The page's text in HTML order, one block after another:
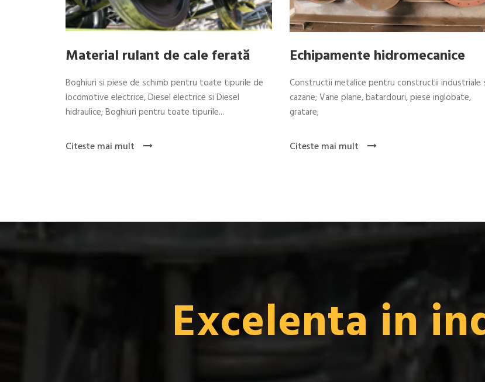
Material rulant de cale ferată
Boghiuri si piese de schimb pentru toate tipurile de
locomotive electrice, Diesel electrice si Diesel
hidraulice; Boghiuri pentru toate tipurile...
Citeste mai mult
Echipamente hidromecanice
Constructii metalice pentru constructii industriale
cazane; Vane plane, batardouri, piese inglobate,
gratare;
Citeste mai mult
Excelenta in